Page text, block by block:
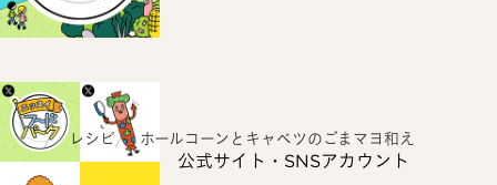
公式サイト・SNSアカウント
ホーム レシピ ホールコーンとキャベツのごまマヨ和え